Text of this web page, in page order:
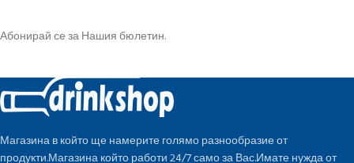
Абонирай се за Нашия бюлетин.
Магазина в който ще намерите голямо разнообразие от
продукти.Магазина който работи 24/7 само за Вас.Имате нужда от